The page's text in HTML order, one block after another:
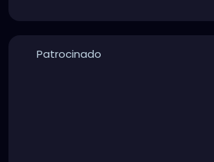
Patrocinado